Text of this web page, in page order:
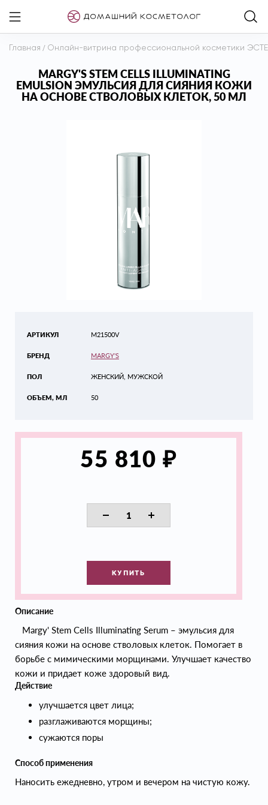
Главная / Онлайн-витрина профессиональной косметики
MARGY'S STEM CELLS ILLUMINATING
EMULSION ЭМУЛЬСИЯ ДЛЯ СИЯНИЯ КОЖИ
НА ОСНОВЕ СТВОЛОВЫХ КЛЕТОК, 50 МЛ
АРТИКУЛ
БРЕНД
ПОЛ
ОБЪЕМ, МЛ
M21500V
MARGY'S
ЖЕНСКИЙ, МУЖСКОЙ
50
55 810₽
КУПИТЬ
Описание
Margy' Stem Cells Illuminating Serum – эмульсия для
сияния кожи на основе стволовых клеток. Помогает в
борьбе с мимическими морщинами. Улучшает качество
кожи и придает коже здоровый вид.
Действие
улучшается цвет лица;
разглаживаются морщины;
сужаются поры
Способ применения
Наносить ежедневно, утром и вечером на чистую кожу.